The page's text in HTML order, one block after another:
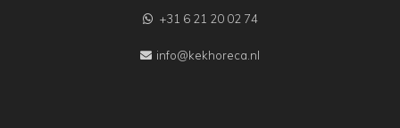
+31 6 21 20 02 74
info@kekhoreca.nl